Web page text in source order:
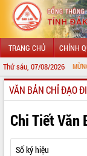
TRANG CHỦ CHÍNH
Thứ sáu, 07/08/2026
CHÀO MỪNG ĐẾN VỚI
GIỚI THIỆU
LÃNH ĐẠO UBND TỈNH
TIN TỨC SỰ KIỆN
VĂN BẢN CHỈ ĐẠO
Chi Tiết Văn
Số ký hiệu